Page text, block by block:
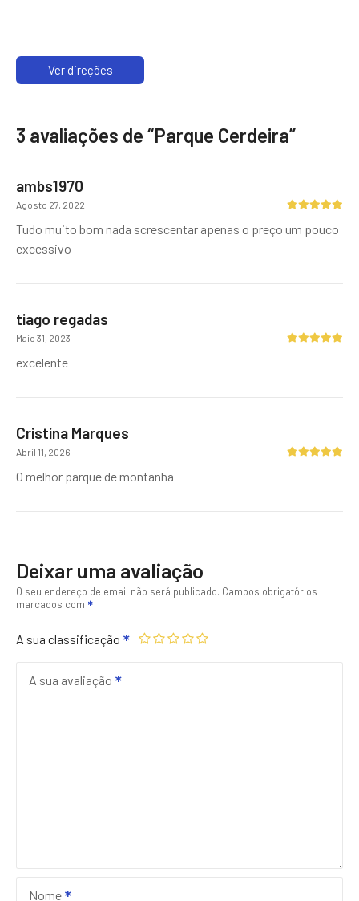
Ver direções
3 avaliações de “Parque Cerdeira”
ambs1970
Agosto 27, 2022
Tudo muito bom nada screscentar apenas o preço um pouco
excessivo
tiago regadas
Maio 31, 2023
excelente
Cristina Marques
Abril 11, 2026
O melhor parque de montanha
Deixar uma avaliação
O seu endereço de email não será publicado. Campos obrigatórios
marcados com
A sua classificação
A sua avaliação
Nome